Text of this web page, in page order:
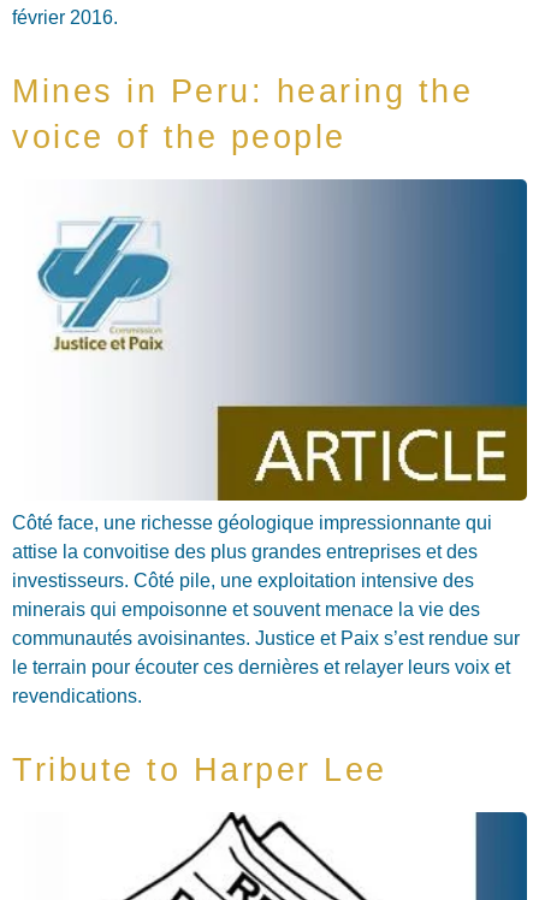
février 2016.
Mines in Peru: hearing the
voice of the people
Côté face, une richesse géologique impressionnante qui
attise la convoitise des plus grandes entreprises et des
investisseurs. Côté pile, une exploitation intensive des
minerais qui empoisonne et souvent menace la vie des
communautés avoisinantes. Justice et Paix s’est rendue sur
le terrain pour écouter ces dernières et relayer leurs voix et
revendications.
Tribute to Harper Lee